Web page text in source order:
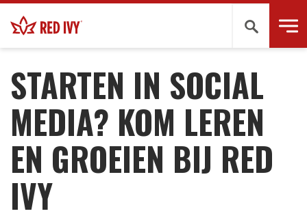
Zoeken
VACATURES
STARTEN IN SOCIAL
MEDIA? KOM LEREN
EN GROEIEN BIJ RED
IVY